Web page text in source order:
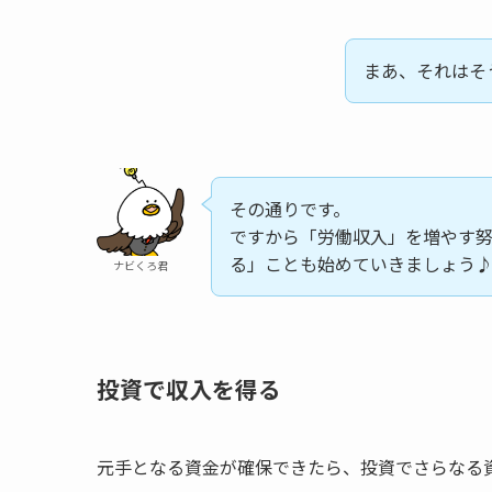
まあ、それは
ナビくろ君
その通りです。
ですから「労働収入」を増やす
る」ことも始めていきましょう♪
投資で収入を得る
元手となる資金が確保できたら、投資でさらな